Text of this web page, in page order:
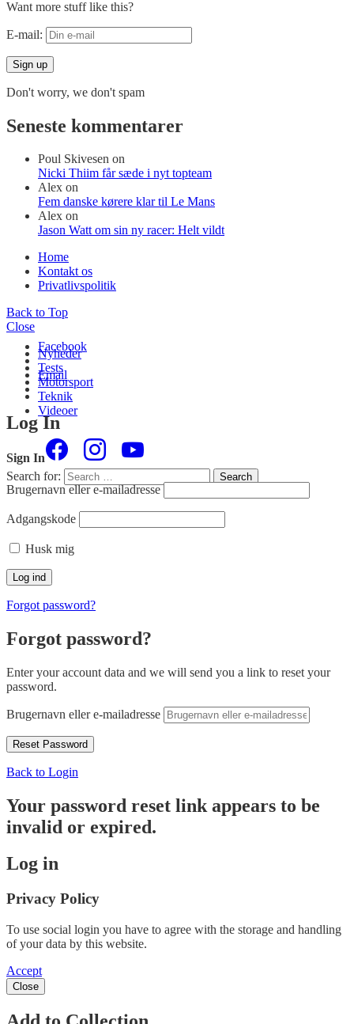
Want more stuff like this?
E-mail:
Don't worry, we don't spam
Seneste kommentarer
Poul Skivesen on
Nicki Thiim får sæde i nyt topteam
Alex on
Fem danske kørere klar til Le Mans
Alex on
Jason Watt om sin ny racer: Helt vildt
Home
Kontakt os
Privatlivspolitik
Back to Top
Close
Nyheder
Tests
Motorsport
Teknik
Videoer
Search for: Search
Facebook
Email
Log In
Sign In
Brugernavn eller e-mailadresse
Adgangskode
Husk mig
Forgot password?
Forgot password?
Enter your account data and we will send you a link to reset your
password.
Brugernavn eller e-mailadresse
Back to Login
Your password reset link appears to be
invalid or expired.
Log in
Privacy Policy
To use social login you have to agree with the storage and handling
of your data by this website.
Accept
Close